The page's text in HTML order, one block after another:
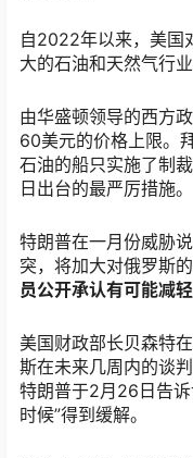
自2022年以来，美国
大的石油和天然气行
由华盛顿领导的西方
60美元的价格上限。
石油的船只实施了制
日出台的最严厉措施。
特朗普在一月份威胁
突，将加大对俄罗斯的
员公开承认有可能减
美国财政部长贝森特在
斯在未来几周内的谈
特朗普于2月26日告
时候”得到缓解。